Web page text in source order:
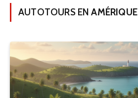
AUTOTOURS ENAMÉRIQUE